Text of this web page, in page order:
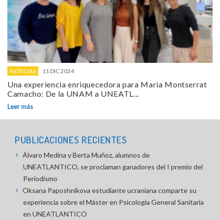
NOTICIAS 11 DIC 2024
Una experiencia enriquecedora para Maria Montserrat
Camacho: De la UNAM a UNEATL...
Leer más
PUBLICACIONES RECIENTES
Álvaro Medina y Berta Muñoz, alumnos de
UNEATLANTICO, se proclaman ganadores del I premio del
Periodismo
Oksana Paposhnikova estudiante ucraniana comparte su
experiencia sobre el Máster en Psicología General Sanitaria
en UNEATLANTICO